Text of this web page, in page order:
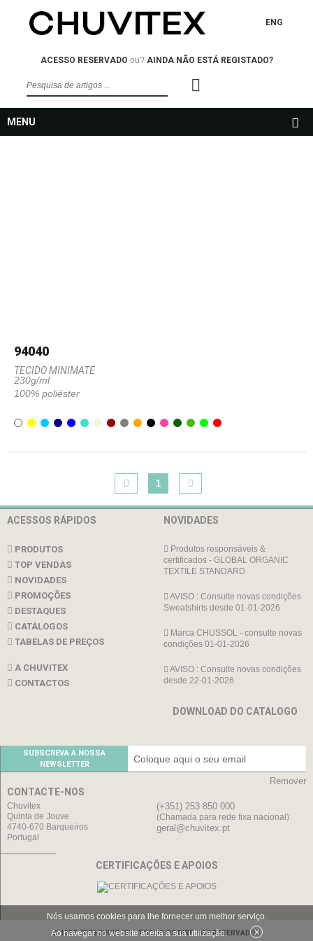
ENG
ACESSO RESERVADO ou? AINDA NÃO ESTÁ REGISTADO?
MENU
94040
TECIDO MINIMATE
230g/ml
100% poliéster
1
ACESSOS RÁPIDOS
PRODUTOS
TOP VENDAS
NOVIDADES
PROMOÇÕES
DESTAQUES
CATÁLOGOS
TABELAS DE PREÇOS
A CHUVITEX
CONTACTOS
NOVIDADES
Produtos responsáveis &
certificados - GLOBAL ORGANIC
TEXTILE STANDARD
AVISO : Consulte novas condições
Sweatshirts desde 01-01-2026
Marca CHUSSOL - consulte novas
condições 01-01-2026
AVISO : Consulte novas condições
desde 22-01-2026
DOWNLOAD DO CATALOGO
SUBSCREVA A NOSSA
NEWSLETTER
Remover
CONTACTE-NOS
Chuvitex
Quinta de Jouve
4740-670 Barqueiros
Portugal
(+351) 253 850 000
(Chamada para rede fixa nacional)
geral@chuvitex.pt
CERTIFICAÇÕES E APOIOS
© 1987-2026 CHUVITEX - TODOS OS DIREITOS RESERVADOS
Nós usamos cookies para lhe fornecer um melhor serviço.
Ao navegar no website aceita a sua utilização.
×